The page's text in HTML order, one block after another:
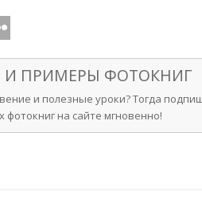
И ПРИМЕРЫ ФОТОКНИГ
и полезные уроки? Тогда
на сайте мгновенно!